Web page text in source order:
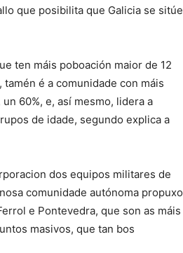
que posibilita que Galicia se sitúe
ten máis poboación maior de 12
é a comunidade con máis
60%, e, así mesmo, lidera a
de idade, segundo explica a
dos equipos militares de
comunidade autónoma propuxo
e Pontevedra, que son as máis
masivos, que tan bos